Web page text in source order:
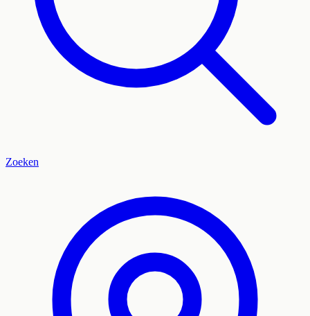
Zoeken